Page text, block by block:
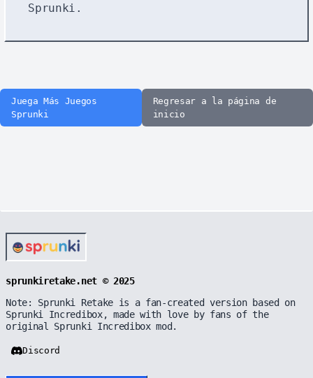
Sprunki.
Juega Más Juegos
Sprunki
Regresar a la página de
inicio
sprunkiretake.net © 2025
Note: Sprunki Retake is a fan-created version based on
Sprunki Incredibox, made with love by fans of the
original Sprunki Incredibox mod.
Discord